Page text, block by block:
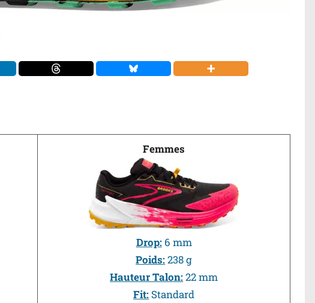
Femmes
Drop:6 mm
Poids:238 g
Hauteur Talon:22 mm
Fit: Standard